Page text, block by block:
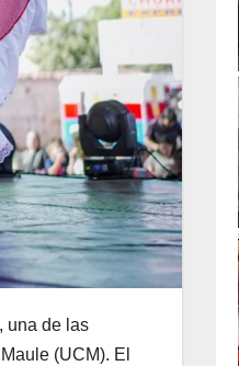
una de las
(UCM). El